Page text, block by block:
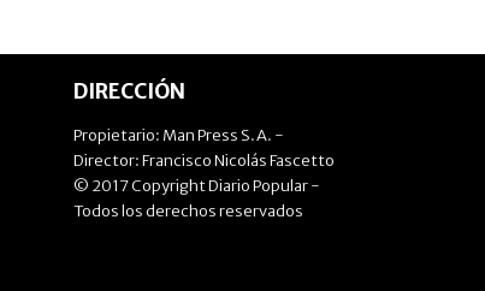
DIRECCIÓN
Propietario: Man Press S.A. -
Director: Francisco Nicolás Fascetto
© 2017 Copyright Diario Popular -
Todos los derechos reservados